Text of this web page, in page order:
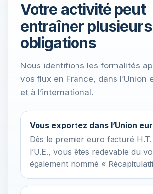
Votre activité peut
entraîner plusieurs
obligations
Nous identifions les formalités
vos flux en France, dans l’Union
et à l’international.
Vous exportez dans l’Union
Dès le premier euro facturé H.T.
l’U.E., vous êtes redevable du
également nommé «